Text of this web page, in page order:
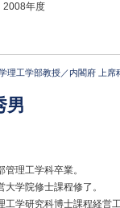
2008年度
理工学部教授／内閣府 上席
男
理工学科卒業。
学院修士課程修了。
工学研究科博士課程経営